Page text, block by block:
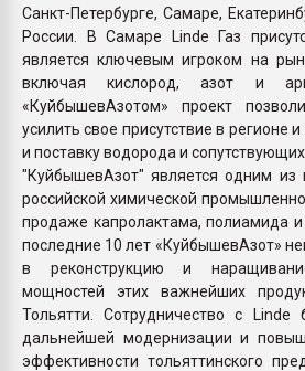
Санкт-Петербурге, Самаре,
России. В Самаре Linde Газ
является ключевым игроком на
включая кислород, азот и
«КуйбышевАзотом» проект
усилить свое присутствие в регионе
и поставку водорода и сопутствующих
"КуйбышевАзот" является одним из
российской химической
продаже капролактама, полиамида
последние 10 лет «КуйбышевАзот»
в реконструкцию и
мощностей этих важнейших
Тольятти. Сотрудничество с Linde
дальнейшей модернизации и
эффективности тольяттинского